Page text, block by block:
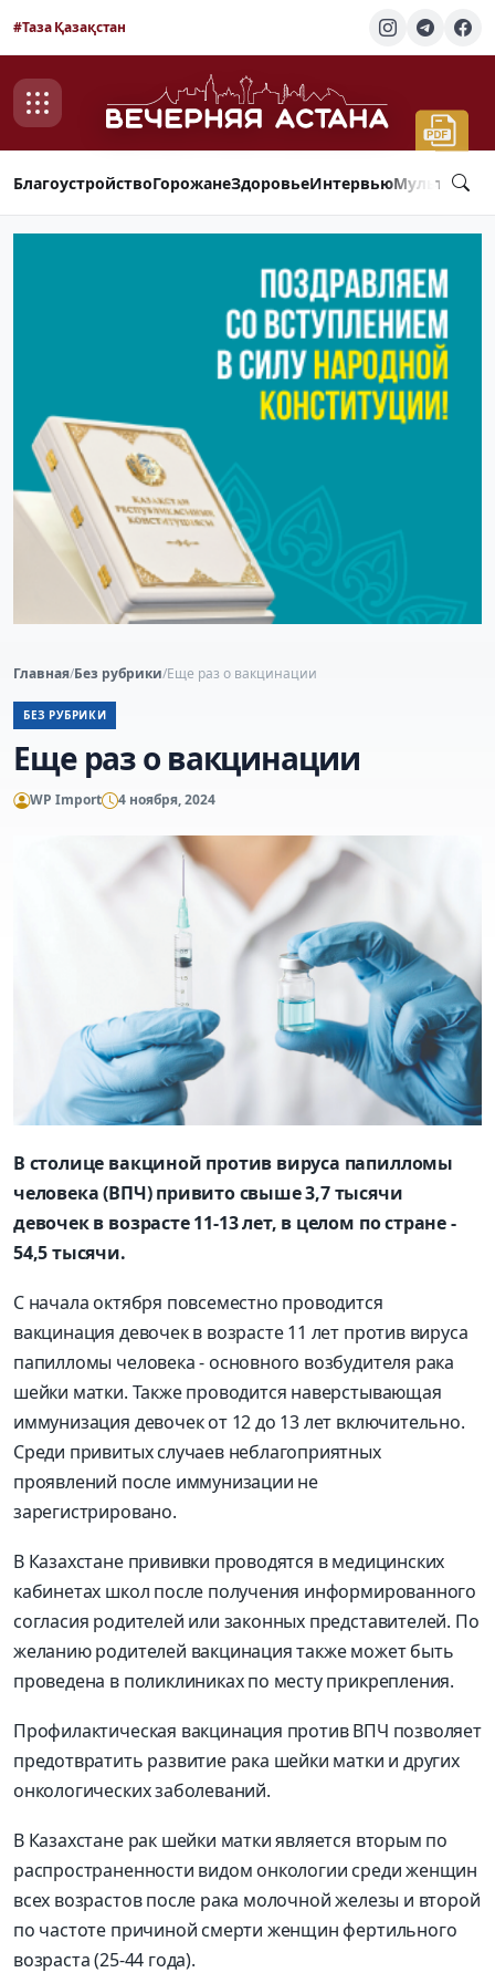
#Таза Қазақстан
БлагоустройствоГорожанеЗдоровьеИнтервью
Главная/Без рубрики/Еще раз о вакцинации
БЕЗ РУБРИКИ
Еще раз о вакцинации
WP Import 4 ноября, 2024
В столице вакциной против вируса папилломы
человека (ВПЧ) привито свыше 3,7 тысячи
девочек в возрасте 11-13 лет, в целом по стране -
54,5 тысячи.
С начала октября повсеместно проводится
вакцинация девочек в возрасте 11 лет против вируса
папилломы человека - основного возбудителя рака
шейки матки. Также проводится наверстывающая
иммунизация девочек от 12 до 13 лет включительно.
Среди привитых случаев неблагоприятных
проявлений после иммунизации не
зарегистрировано.
В Казахстане прививки проводятся в медицинских
кабинетах школ после получения информированного
согласия родителей или законных представителей. По
желанию родителей вакцинация также может быть
проведена в поликлиниках по месту прикрепления.
Профилактическая вакцинация против ВПЧ позволяет
предотвратить развитие рака шейки матки и других
онкологических заболеваний.
В Казахстане рак шейки матки является вторым по
распространенности видом онкологии среди женщин
всех возрастов после рака молочной железы и второй
по частоте причиной смерти женщин фертильного
возраста (25-44 года).